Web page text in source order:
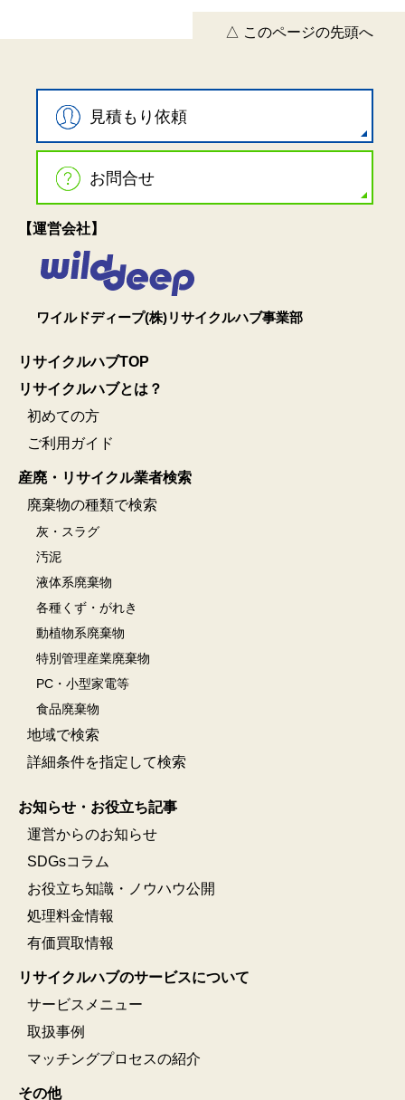
△ このページの先頭へ
見積もり依頼
お問合せ
【運営会社】
ワイルドディープ(株)リサイクルハブ事業部
リサイクルハブTOP
リサイクルハブとは？
初めての方
ご利用ガイド
産廃・リサイクル業者検索
廃棄物の種類で検索
灰・スラグ
汚泥
液体系廃棄物
各種くず・がれき
動植物系廃棄物
特別管理産業廃棄物
PC・小型家電等
食品廃棄物
地域で検索
詳細条件を指定して検索
お知らせ・お役立ち記事
運営からのお知らせ
SDGsコラム
お役立ち知識・ノウハウ公開
処理料金情報
有価買取情報
リサイクルハブのサービスについて
サービスメニュー
取扱事例
マッチングプロセスの紹介
その他